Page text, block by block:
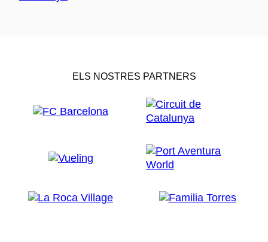
ELS NOSTRES PARTNERS